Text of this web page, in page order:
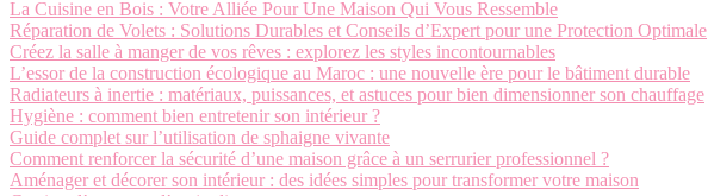
La Cuisine en Bois : Votre Alliée Pour Une Maison Qui Vous Ressemble
Réparation de Volets : Solutions Durables et Conseils d’Expert pour une Protection Optimale
Créez la salle à manger de vos rêves : explorez les styles incontournables
L’essor de la construction écologique au Maroc : une nouvelle ère pour le bâtiment durable
Radiateurs à inertie : matériaux, puissances, et astuces pour bien dimensionner son chauffage
Hygiène : comment bien entretenir son intérieur ?
Guide complet sur l’utilisation de sphaigne vivante
Comment renforcer la sécurité d’une maison grâce à un serrurier professionnel ?
Aménager et décorer son intérieur : des idées simples pour transformer votre maison